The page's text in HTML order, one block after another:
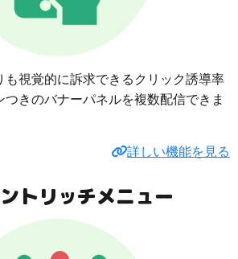
も視覚的に訴求できるクリック誘導率
きのバナーパネルを複数配信できま
詳しい機能を見る
トリッチメニュー